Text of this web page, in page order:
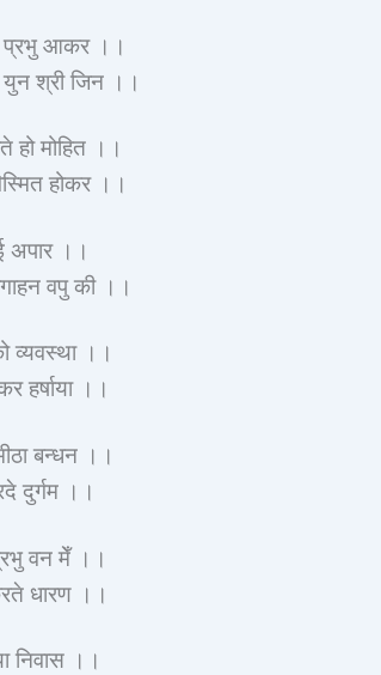
प्रभु आकर ।।
युन श्री जिन ।।
हो मोहित ।।
होकर ।।
अपार ।।
वपु की ।।
व्यवस्था ।।
हर्षाया ।।
बन्धन ।।
दुर्गम ।।
वन मेँ ।।
धारण ।।
निवास ।।